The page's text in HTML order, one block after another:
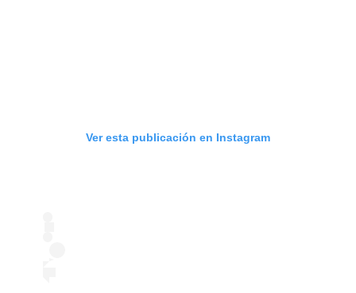
Ver esta publicación en Instagram